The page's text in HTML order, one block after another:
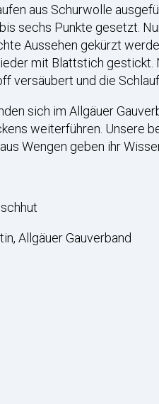
aus Schurwolle
sechs Punkte gesetzt.
Aussehen gekürzt
mit Blattstich gestickt.
versäubert und die
sich im Allgäuer
weiterführen. Unsere
Wengen geben ihr
Allgäuer Gauverband